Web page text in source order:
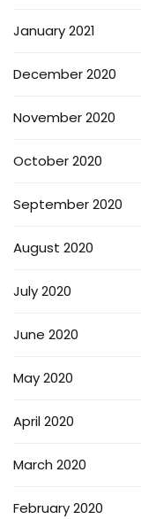
January 2021
December 2020
November 2020
October 2020
September 2020
August 2020
July 2020
June 2020
May 2020
April 2020
March 2020
February 2020